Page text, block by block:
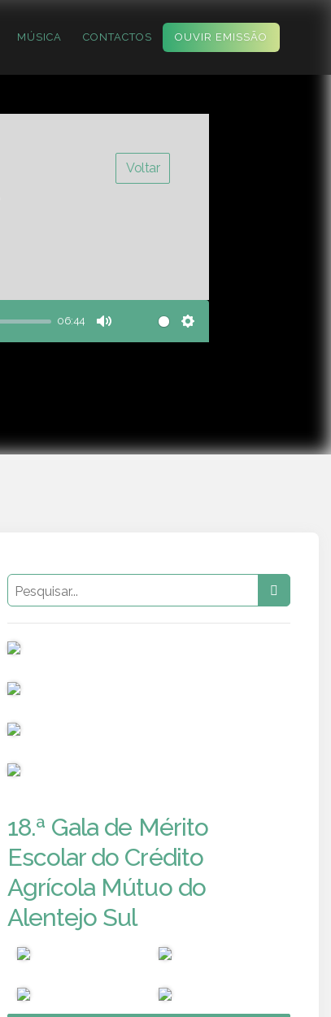
MÚSICA CONTACTOS OUVIR EMISSÃO
Voltar
06:44
Mute Settings
18.ª Gala de Mérito
Escolar do Crédito
Agrícola Mútuo do
Alentejo Sul